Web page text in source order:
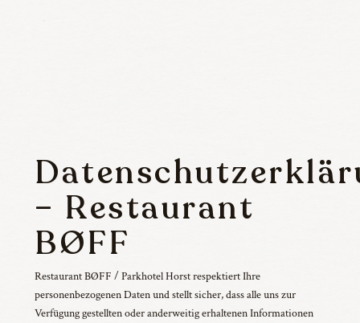
– Restaurant
BØFF
Restaurant BØFF / Parkhotel Horst respektiert Ihre
personenbezogenen Daten und stellt sicher, dass alle uns zur
Verfügung gestellten oder anderweitig erhaltenen Informationen